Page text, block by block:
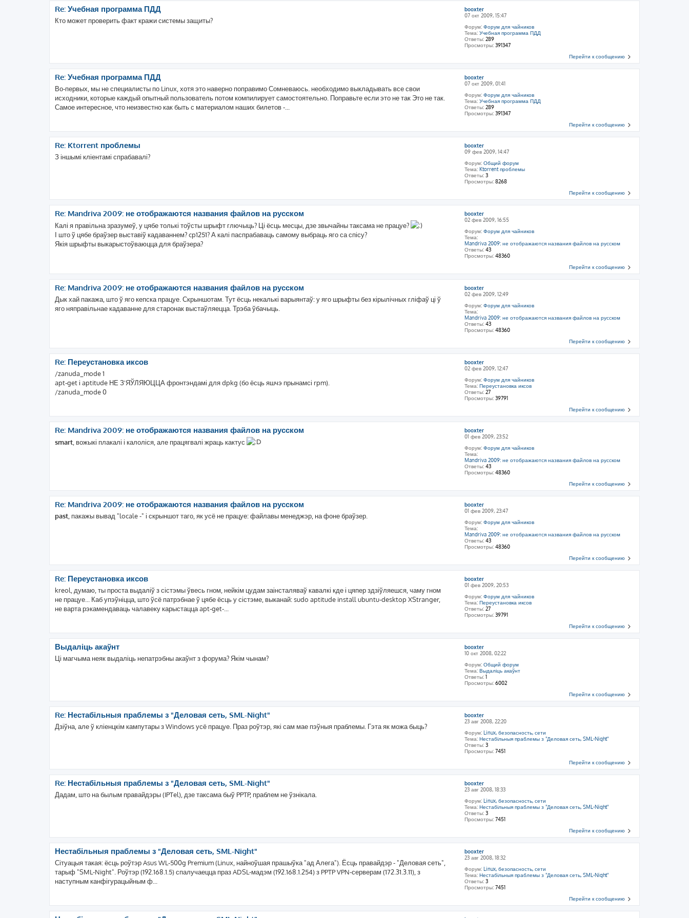
booxter
07 окт 2009, 15:47
Форум: Форум для чайников
Тема: Учебная программа ПДД
Ответы: 289
Просмотры: 391347
Re: Учебная программа ПДД
Кто может проверить факт кражи системы защиты?
Перейти к сообщению
booxter
07 окт 2009, 01:41
Форум: Форум для чайников
Тема: Учебная программа ПДД
Ответы: 289
Просмотры: 391347
Re: Учебная программа ПДД
Во-первых, мы не специалисты по Linux, хотя это наверно поправимо Сомневаюсь. необходимо выкладывать все свои
исходники, которые каждый опытный пользователь потом компилирует самостоятельно. Поправьте если это не так Это не так.
Самое интересное, что неизвестно как быть с материалом наших билетов -...
Перейти к сообщению
booxter
09 фев 2009, 14:47
Форум: Общий форум
Тема: Ktorrent проблемы
Ответы: 3
Просмотры: 8268
Re: Ktorrent проблемы
З іншымі кліентамі спрабавалі?
Перейти к сообщению
booxter
02 фев 2009, 16:55
Форум: Форум для чайников
Тема:
Mandriva 2009: не отображаются названия файлов на русском
Ответы: 43
Просмотры: 48360
Re: Mandriva 2009: не отображаются названия файлов на русском
Калі я правільна зразумеў, у цябе толькі тоўсты шрыфт глючыць? Ці ёсць месцы, дзе звычайны таксама не працуе?
І што ў цябе браўзер выставіў кадаваннем? cp1251? А калі паспрабаваць самому выбраць яго са спісу?
Якія шрыфты выкарыстоўваюцца для браўзера?
Перейти к сообщению
booxter
02 фев 2009, 12:49
Форум: Форум для чайников
Тема:
Mandriva 2009: не отображаются названия файлов на русском
Ответы: 43
Просмотры: 48360
Re: Mandriva 2009: не отображаются названия файлов на русском
Дык хай пакажа, што ў яго кепска працуе. Скрыншотам. Тут ёсць некалькі варыянтаў: у яго шрыфты без кірылічных гліфаў ці ў
яго няправільнае кадаванне для старонак выстаўляецца. Трэба ўбачыць.
Перейти к сообщению
booxter
02 фев 2009, 12:47
Форум: Форум для чайников
Тема: Переустановка иксов
Ответы: 27
Просмотры: 39791
Re: Переустановка иксов
/zanuda_mode 1
apt-get і aptitude НЕ З'ЯЎЛЯЮЦЦА фронтэндамі для dpkg (бо ёсць яшчэ прынамсі rpm).
/zanuda_mode 0
Перейти к сообщению
booxter
01 фев 2009, 23:52
Форум: Форум для чайников
Тема:
Mandriva 2009: не отображаются названия файлов на русском
Ответы: 43
Просмотры: 48360
Re: Mandriva 2009: не отображаются названия файлов на русском
smart , вожыкі плакалі і калоліся, але працягвалі жраць кактус
Перейти к сообщению
booxter
01 фев 2009, 23:47
Форум: Форум для чайников
Тема:
Mandriva 2009: не отображаются названия файлов на русском
Ответы: 43
Просмотры: 48360
Re: Mandriva 2009: не отображаются названия файлов на русском
past , пакажы вывад "locale -" і скрыншот таго, як усё не працуе: файлавы менеджэр, на фоне браўзер.
Перейти к сообщению
booxter
01 фев 2009, 20:53
Форум: Форум для чайников
Тема: Переустановка иксов
Ответы: 27
Просмотры: 39791
Re: Переустановка иксов
kreol, думаю, ты проста выдаліў з сістэмы ўвесь гном, нейкім цудам заінсталяваў кавалкі кде і цяпер здзіўляешся, чаму гном
не працуе... Каб упэўніцца, што ўсё патрэбнае ў цябе ёсць у сістэме, выканай: sudo aptitude install ubuntu-desktop XStranger,
не варта рэкамендаваць чалавеку карыстацца apt-get-...
Перейти к сообщению
booxter
10 окт 2008, 02:22
Форум: Общий форум
Тема: Выдаліць акаўнт
Ответы: 1
Просмотры: 6002
Выдаліць акаўнт
Ці магчыма неяк выдаліць непатрэбны акаўнт з форума? Якім чынам?
Перейти к сообщению
booxter
23 авг 2008, 22:20
Форум: Linux, безопасность, сети
Тема: Нестабільныя праблемы з "Деловая сеть, SML-Night"
Ответы: 3
Просмотры: 7451
Re: Нестабільныя праблемы з "Деловая сеть, SML-Night"
Дзіўна, але ў кліенцкім кампутары з Windows усё працуе. Праз роўтэр, які сам мае пэўныя праблемы. Гэта як можа быць?
Перейти к сообщению
booxter
23 авг 2008, 18:33
Форум: Linux, безопасность, сети
Тема: Нестабільныя праблемы з "Деловая сеть, SML-Night"
Ответы: 3
Просмотры: 7451
Re: Нестабільныя праблемы з "Деловая сеть, SML-Night"
Дадам, што на былым правайдэры (IPTel), дзе таксама быў PPTP, праблем не ўзнікала.
Перейти к сообщению
booxter
23 авг 2008, 18:32
Форум: Linux, безопасность, сети
Тема: Нестабільныя праблемы з "Деловая сеть, SML-Night"
Ответы: 3
Просмотры: 7451
Нестабільныя праблемы з "Деловая сеть, SML-Night"
Сітуацыя такая: ёсць роўтэр Asus WL-500g Premium (Linux, найноўшая прашыўка "ад Алега"). Ёсць правайдэр - "Деловая сеть",
тарыф "SML-Night". Роўтэр (192.168.1.5) спалучаецца праз ADSL-мадэм (192.168.1.254) з PPTP VPN-серверам (172.31.3.11), з
наступным канфігурацыйным ф...
Перейти к сообщению